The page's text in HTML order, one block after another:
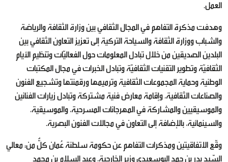
العمل.
وهدفت مذكرة التفاهم في المجال الثقافي بين وزارة الثقافة والرياضة
والشباب ووزارة الثقافة والسياحة التركية إلى تعزيز التعاون الثقافي بين
البلدين الصديقين من خلال تبادل المعلومات حول الفعاليّات وتنظيم الأيام
الثقافيّة وتطوير التقنيات الثقافيّة وتبادل الخبرات في مجال المكتبات
الوطنية وحماية المجموعات الثقافية وترميمها ورقمنتها وتشجيع الفنون
والصناعات الثقافية، وإقامة معارض فنية مشتركة وتبادل زيارات الفنانين
والموسيقيين والمشاركة في المهرجانات المسرحية، والموسيقية،
والسينمائية، بالإضافة إلى التعاون في مجالات الفنون البصرية.
وقّع الاتفاقيتين ومذكرات التفاهم عن حكومة سلطنة عُمان كلٌّ من: معالي
السّيد بدر بن حمد البوسعيدي وزير الخارجية، وعبد السلام بن محمد